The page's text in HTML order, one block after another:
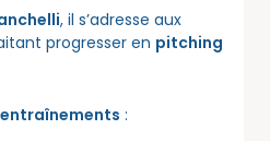
, il s’adresse aux
progresser en pitching
entraînements :